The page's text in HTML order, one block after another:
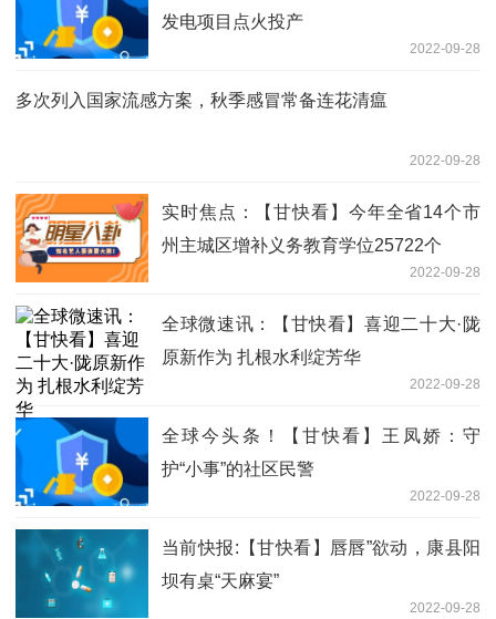
发电项目点火投产
2022-09-28
多次列入国家流感方案，秋季感冒常备连花清瘟
2022-09-28
实时焦点：【甘快看】今年全省14个市
州主城区增补义务教育学位25722个
2022-09-28
全球微速讯：【甘快看】喜迎二十大·陇
原新作为 扎根水利绽芳华
2022-09-28
全球今头条！【甘快看】王凤娇：守
护“小事”的社区民警
2022-09-28
当前快报:【甘快看】唇唇”欲动，康县阳
坝有桌“天麻宴”
2022-09-28